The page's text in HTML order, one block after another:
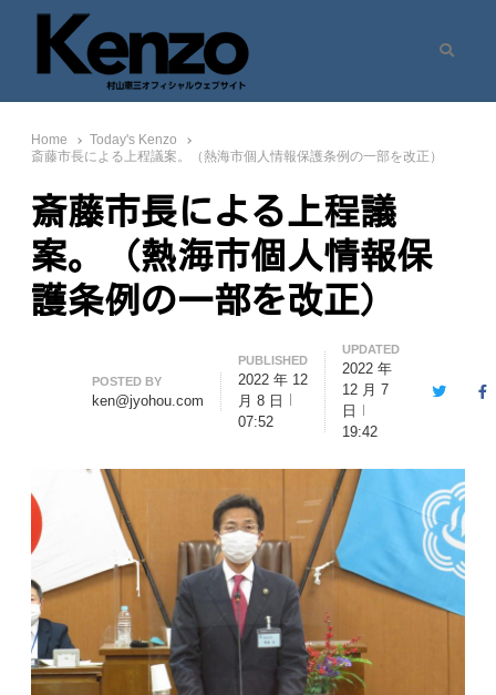
七転八起 – 村山憲三 Official Site
村山憲三ウェブサイト
Home
Today's Kenzo
斎藤市長による上程議案。（熱海市個人情報保護条例の一部を改正）
斎藤市長による上程議
案。（熱海市個人情報保
護条例の一部を改正）
Author
POSTED BY
ken@jyohou.com
PUBLISHED
2022 年 12
月 8 日
07:52
UPDATED
2022 年
12 月 7
日
19:42
Twitter